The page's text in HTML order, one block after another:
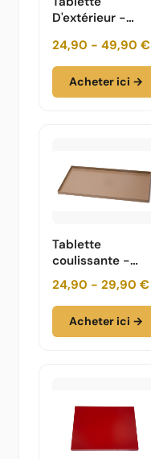
D'extérieur -
9010 - 75 50 35
cm
24,90 - 49,90 €
Acheter ici →
Tablette
coulissante -
tiroir - RAL 1019 -
beige - 75 50 35
24,90 - 29,90 €
Acheter ici →